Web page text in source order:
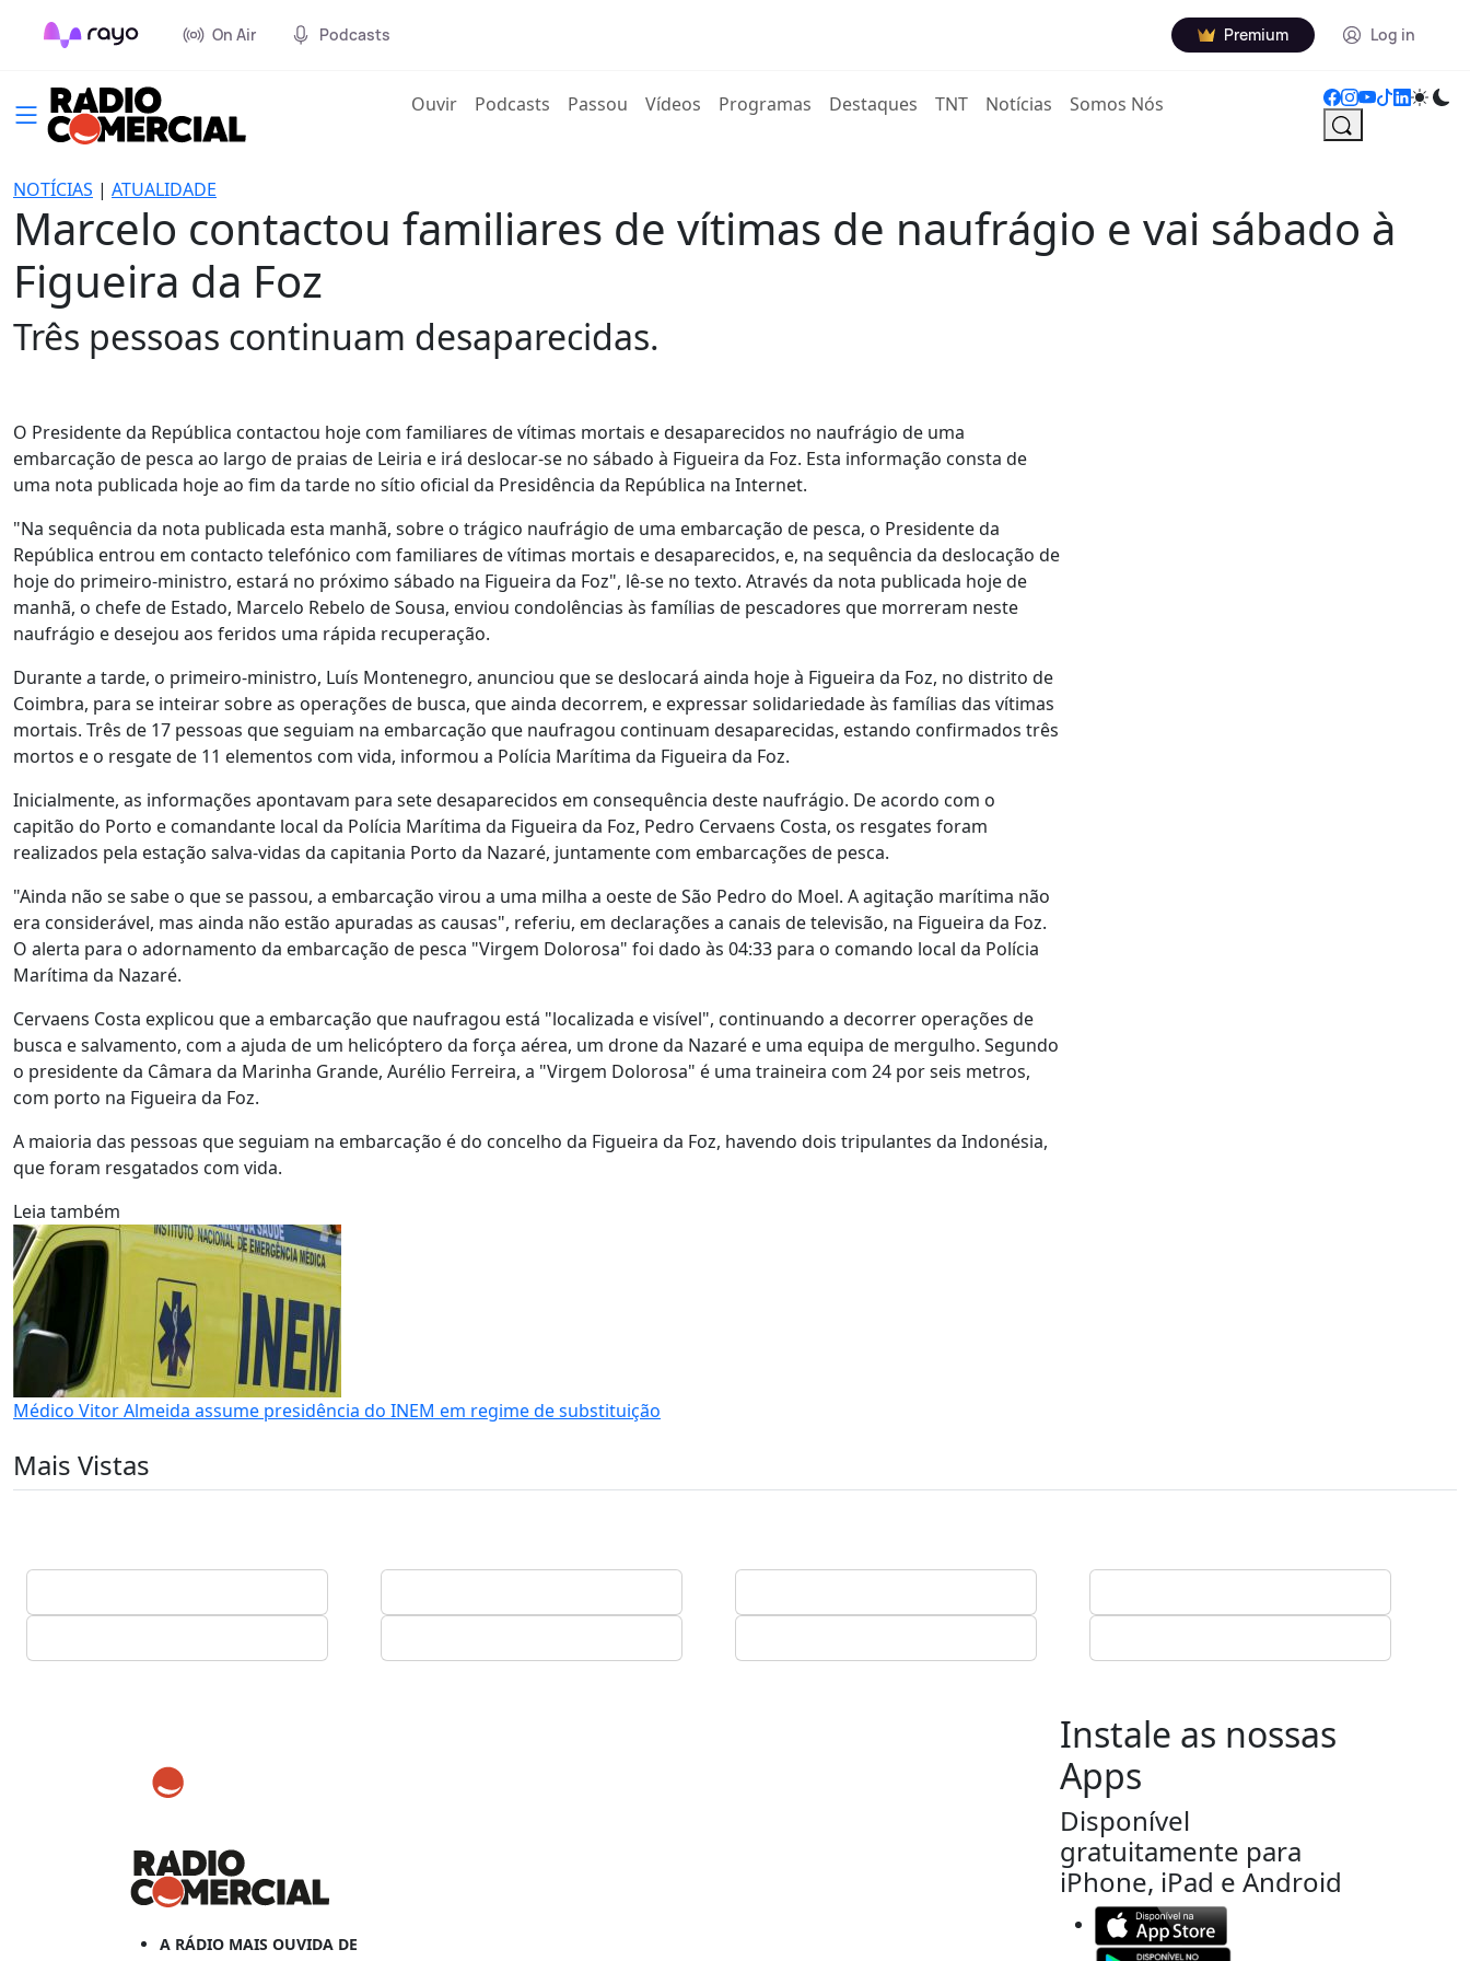
On Air Podcasts Premium Log in
Ouvir(current)
Podcasts Passou Vídeos Programas Destaques TNT Notícias Somos Nós
NOTÍCIAS | ATUALIDADE
Marcelo contactou familiares de vítimas de naufrágio e vai sábado à
Figueira da Foz
Três pessoas continuam desaparecidas.
O Presidente da República contactou hoje com familiares de vítimas mortais e desaparecidos no naufrágio de uma
embarcação de pesca ao largo de praias de Leiria e irá deslocar-se no sábado à Figueira da Foz. Esta informação consta de
uma nota publicada hoje ao fim da tarde no sítio oficial da Presidência da República na Internet.
"Na sequência da nota publicada esta manhã, sobre o trágico naufrágio de uma embarcação de pesca, o Presidente da
República entrou em contacto telefónico com familiares de vítimas mortais e desaparecidos, e, na sequência da deslocação de
hoje do primeiro-ministro, estará no próximo sábado na Figueira da Foz", lê-se no texto. Através da nota publicada hoje de
manhã, o chefe de Estado, Marcelo Rebelo de Sousa, enviou condolências às famílias de pescadores que morreram neste
naufrágio e desejou aos feridos uma rápida recuperação.
Durante a tarde, o primeiro-ministro, Luís Montenegro, anunciou que se deslocará ainda hoje à Figueira da Foz, no distrito de
Coimbra, para se inteirar sobre as operações de busca, que ainda decorrem, e expressar solidariedade às famílias das vítimas
mortais. Três de 17 pessoas que seguiam na embarcação que naufragou continuam desaparecidas, estando confirmados três
mortos e o resgate de 11 elementos com vida, informou a Polícia Marítima da Figueira da Foz.
Inicialmente, as informações apontavam para sete desaparecidos em consequência deste naufrágio. De acordo com o
capitão do Porto e comandante local da Polícia Marítima da Figueira da Foz, Pedro Cervaens Costa, os resgates foram
realizados pela estação salva-vidas da capitania Porto da Nazaré, juntamente com embarcações de pesca.
"Ainda não se sabe o que se passou, a embarcação virou a uma milha a oeste de São Pedro do Moel. A agitação marítima não
era considerável, mas ainda não estão apuradas as causas", referiu, em declarações a canais de televisão, na Figueira da Foz.
O alerta para o adornamento da embarcação de pesca "Virgem Dolorosa" foi dado às 04:33 para o comando local da Polícia
Marítima da Nazaré.
Cervaens Costa explicou que a embarcação que naufragou está "localizada e visível", continuando a decorrer operações de
busca e salvamento, com a ajuda de um helicóptero da força aérea, um drone da Nazaré e uma equipa de mergulho. Segundo
o presidente da Câmara da Marinha Grande, Aurélio Ferreira, a "Virgem Dolorosa" é uma traineira com 24 por seis metros,
com porto na Figueira da Foz.
A maioria das pessoas que seguiam na embarcação é do concelho da Figueira da Foz, havendo dois tripulantes da Indonésia,
que foram resgatados com vida.
Leia também
Médico Vitor Almeida assume presidência do INEM em regime de substituição
Mais Vistas
A RÁDIO MAIS OUVIDA DE
Instale as nossas
Apps
Disponível
gratuitamente para
iPhone, iPad e Android